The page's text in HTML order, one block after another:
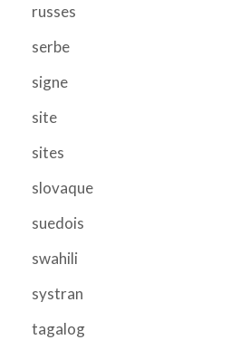
russes
serbe
signe
site
sites
slovaque
suedois
swahili
systran
tagalog